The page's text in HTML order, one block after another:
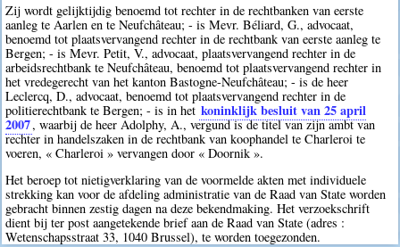
Zij wordt gelijktijdig benoemd tot rechter in de rechtbanken van eerste
aanleg te Aarlen en te Neufchâteau; - is Mevr. Béliard, G., advocaat,
benoemd tot plaatsvervangend rechter in de rechtbank van eerste aanleg te
Bergen; - is Mevr. Petit, V., advocaat, plaatsvervangend rechter in de
arbeidsrechtbank te Neufchâteau, benoemd tot plaatsvervangend rechter in
het vredegerecht van het kanton Bastogne-Neufchâteau; - is de heer
Leclercq, D., advocaat, benoemd tot plaatsvervangend rechter in de
politierechtbank te Bergen; - is in het koninklijk besluit van 25 april
2007, waarbij de heer Adolphy, A., vergund is de titel van zijn ambt van
rechter in handelszaken in de rechtbank van koophandel te Charleroi te
voeren, « Charleroi » vervangen door « Doornik ».
Het beroep tot nietigverklaring van de voormelde akten met individuele
strekking kan voor de afdeling administratie van de Raad van State worden
gebracht binnen zestig dagen na deze bekendmaking. Het verzoekschrift
dient bij ter post aangetekende brief aan de Raad van State (adres :
Wetenschapsstraat 33, 1040 Brussel), te worden toegezonden.